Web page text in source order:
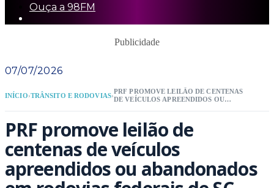
Ouça a 98FM
Publicidade
07/07/2026
INÍCIO›TRÂNSITO E RODOVIAS›
PRF PROMOVE LEILÃO DE CENTENAS
DE VEÍCULOS APREENDIDOS OU
PRF promove leilão de
centenas de veículos
apreendidos ou abandonados